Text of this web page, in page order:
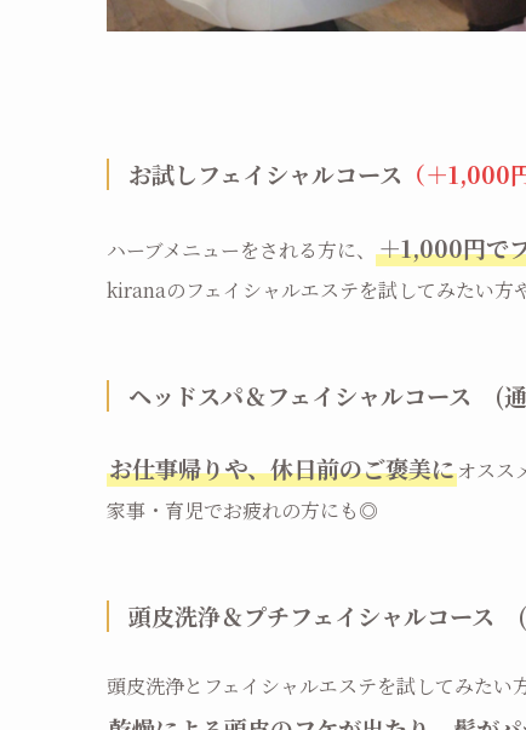
お試しフェイシャルコース （＋1,000
ハーブメニューをされる方に、 ＋1,000円で
kiranaのフェイシャルエステを試してみたい
ヘッドスパ＆フェイシャルコース (
お仕事帰りや、休日前のご褒美にオスス
家事・育児でお疲れの方にも◎
頭皮洗浄＆プチフェイシャルコー
頭皮洗浄とフェイシャルエステを試してみたい